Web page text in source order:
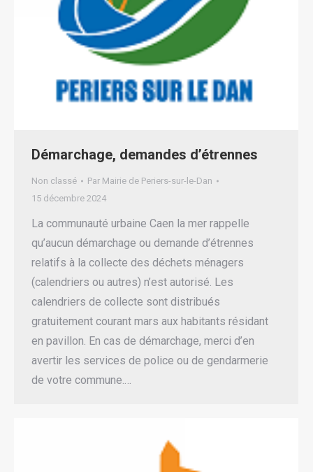
Démarchage, demandes d’étrennes
Non classé Par Mairie de Periers-sur-le-Dan
15 décembre 2024
La communauté urbaine Caen la mer rappelle
qu’aucun démarchage ou demande d’étrennes
relatifs à la collecte des déchets ménagers
(calendriers ou autres) n’est autorisé. Les
calendriers de collecte sont distribués
gratuitement courant mars aux habitants résidant
en pavillon. En cas de démarchage, merci d’en
avertir les services de police ou de gendarmerie
de votre commune.…